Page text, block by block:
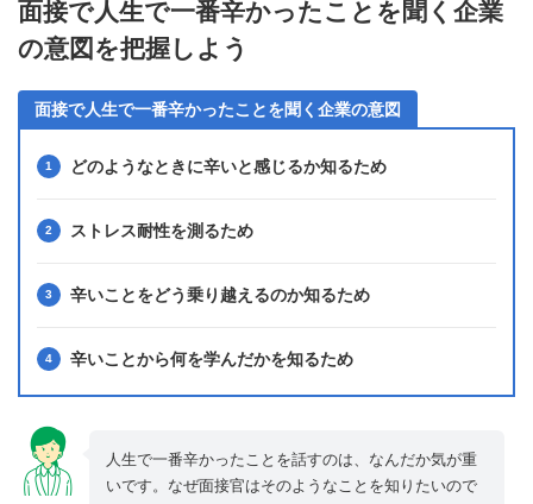
面接で人生で一番辛かったことを聞く企業
の意図を把握しよう
面接で人生で一番辛かったことを聞く企業の意図
どのようなときに辛いと感じるか知るため
ストレス耐性を測るため
辛いことをどう乗り越えるのか知るため
辛いことから何を学んだかを知るため
人生で一番辛かったことを話すのは、なんだか気が重
いです。なぜ面接官はそのようなことを知りたいので